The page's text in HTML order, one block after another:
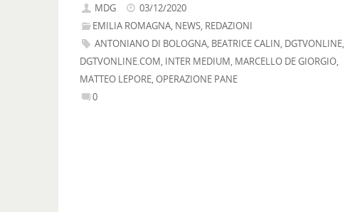
MDG
03/12/2020
EMILIA ROMAGNA, NEWS, REDAZIONI
ANTONIANO DI BOLOGNA, BEATRICE CALIN, DGTVONLINE,
DGTVONLINE.COM, INTER MEDIUM, MARCELLO DE GIORGIO,
MATTEO LEPORE,OPERAZIONE PANE
0